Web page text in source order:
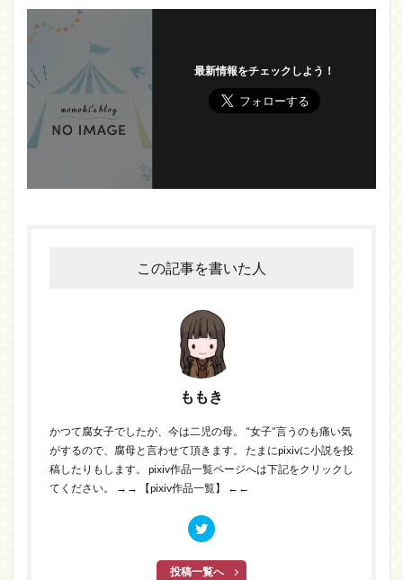
最新情報をチェックしよう！
この記事を書いた人
ももき
かつて腐女子でしたが、今は二児の母。 “女子”言うのも痛い気
がするので、腐母と言わせて頂きます。 たまにpixivに小説を投
稿したりもします。 pixiv作品一覧ページへは下記をクリックし
てください。
→→ 【pixiv作品一覧】 ←←
投稿一覧へ